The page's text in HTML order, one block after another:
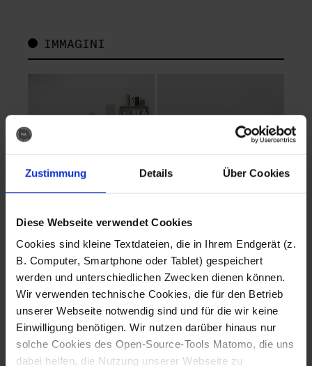
Zustimmung Details Über Cookies
Diese Webseite verwendet Cookies
Cookies sind kleine Textdateien, die in Ihrem Endgerät (z.
B. Computer, Smartphone oder Tablet) gespeichert
werden und unterschiedlichen Zwecken dienen können.
Wir verwenden technische Cookies, die für den Betrieb
unserer Webseite notwendig sind und für die wir keine
Einwilligung benötigen. Wir nutzen darüber hinaus nur
solche Cookies des Open-Source-Tools Matomo, die uns
dabei helfen, die Nutzung unserer Webseite zu
IMMAGINI
Fotografo: Lorenz
Sternbach
Download
Fotografo: Lorenz
Sternbach
Download